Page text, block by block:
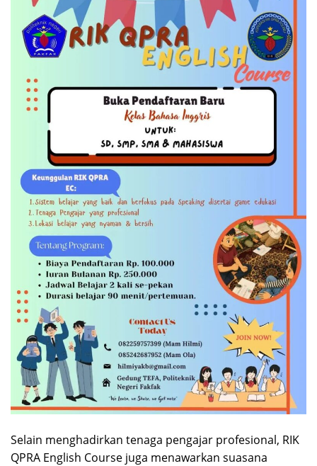
Selain menghadirkan tenaga pengajar profesional, RIK
QPRA English Course juga menawarkan suasana